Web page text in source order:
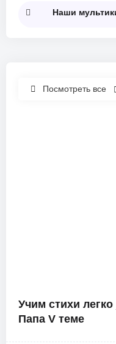
Наши
Посмотреть все
Учим стихи
Папа V теме